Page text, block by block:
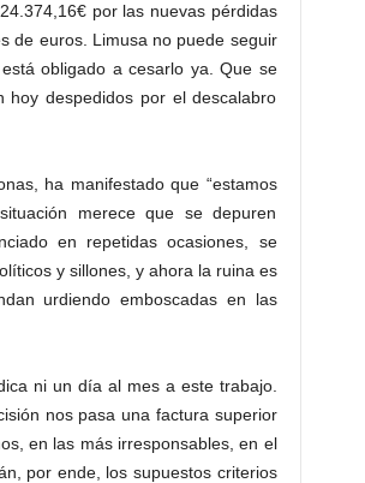
por las nuevas pérdidas
de euros. Limusa no puede seguir
obligado a cesarlo ya. Que se
despedidos por el descalabro
ha manifestado que “estamos
merece que se depuren
en repetidas ocasiones, se
y sillones, y ahora la ruina es
urdiendo emboscadas en las
ni un día al mes a este trabajo.
nos pasa una factura superior
en las más irresponsables, en el
por ende, los supuestos criterios